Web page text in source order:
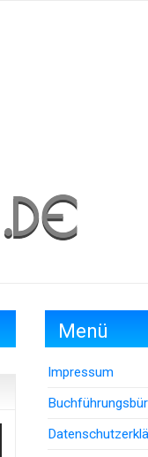
Menü
Impressum